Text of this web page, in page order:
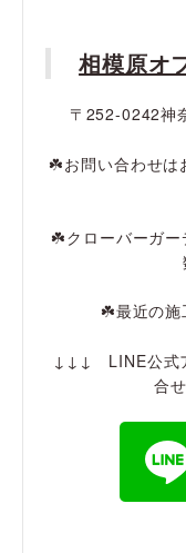
相模原オ
〒252-0242神
☘️お問い合わせは
☘️クローバーガー
☘️最近の施
↓↓↓ LINE公式
合